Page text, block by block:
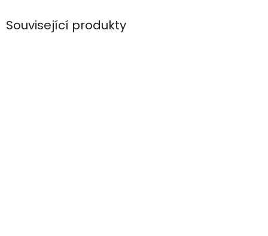
Související produkty